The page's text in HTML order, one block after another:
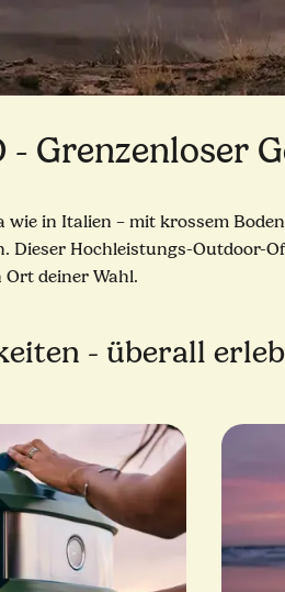
- Grenzenloser
wie in Italien – mit krossem
Dieser Hochleistungs-
Ort deiner Wahl.
- überall